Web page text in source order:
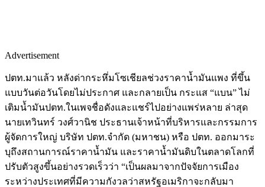
Advertisement
ปตท.มาแล้ว หลังด่ากระหึ่มโซเชียลช่วงราคาน้ำมันแพง ที่ขึ้น
แบบวันต่อวันโดยไม่ประกาศ และกลายเป็น กระแส “แบน” ไม่
เติมน้ำมันปตท.ในเพจชื่อดังและแชร์ไปอย่างแพร่หลาย ล่าสุด
นายเทวินทร์ วงศ์วานิช ประธานเจ้าหน้าที่บริหารและกรรมการ
ผู้จัดการใหญ่ บริษัท ปตท.จำกัด (มหาชน) หรือ ปตท. ออกมาระ
บุถึงสถานการณ์ราคาน้ำมัน และราคาน้ำมันดิบในตลาดโลกที่
ปรับตัวสูงขึ้นอย่างรวดเร็วว่า “เป็นผลมาจากปัจจัยการเมือง
ระหว่างประเทศที่มีความกังวลว่าสหรัฐอเมริกาจะกลับมา